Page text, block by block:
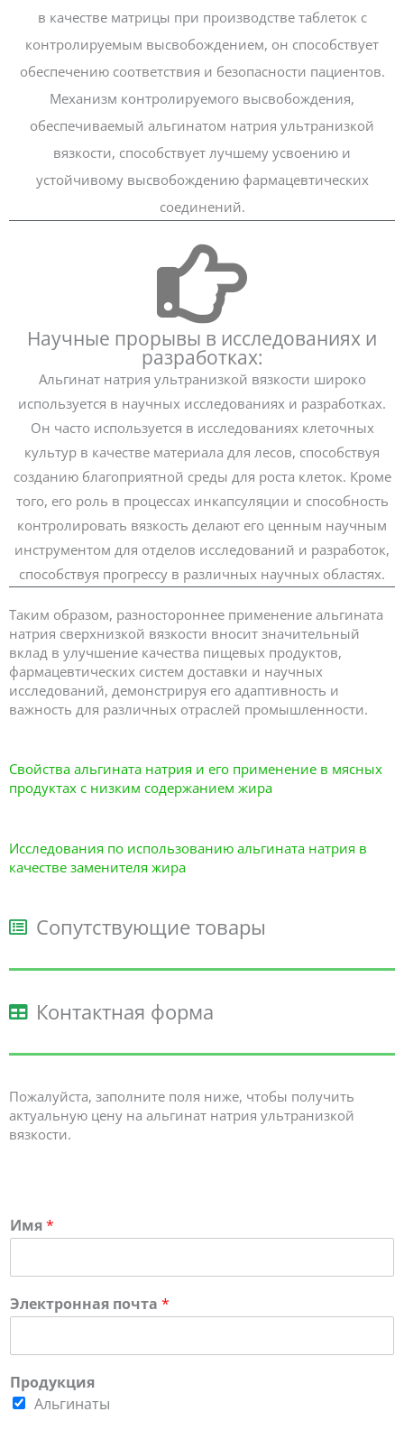
в качестве матрицы при производстве таблеток с
контролируемым высвобождением, он способствует
обеспечению соответствия и безопасности пациентов.
Механизм контролируемого высвобождения,
обеспечиваемый альгинатом натрия ультранизкой
вязкости, способствует лучшему усвоению и
устойчивому высвобождению фармацевтических
соединений.
Научные прорывы в исследованиях и
разработках:
Альгинат натрия ультранизкой вязкости широко
используется в научных исследованиях и разработках.
Он часто используется в исследованиях клеточных
культур в качестве материала для лесов, способствуя
созданию благоприятной среды для роста клеток. Кроме
того, его роль в процессах инкапсуляции и способность
контролировать вязкость делают его ценным научным
инструментом для отделов исследований и разработок,
способствуя прогрессу в различных научных областях.
Таким образом, разностороннее применение альгината
натрия сверхнизкой вязкости вносит значительный
вклад в улучшение качества пищевых продуктов,
фармацевтических систем доставки и научных
исследований, демонстрируя его адаптивность и
важность для различных отраслей промышленности.
Свойства альгината натрия и его применение в мясных
продуктах с низким содержанием жира
Исследования по использованию альгината натрия в
качестве заменителя жира
Сопутствующие товары
Контактная форма
Пожалуйста, заполните поля ниже, чтобы получить
актуальную цену на альгинат натрия ультранизкой
вязкости.
Имя*
Электронная почта *
Продукция
Альгинаты